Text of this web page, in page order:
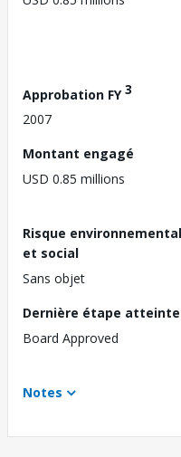
Approbation FY3
2007
Montant engagé
USD 0.85 millions
Risque environnemental
et social
Sans objet
Dernière étape atteinte
Board Approved
Notes